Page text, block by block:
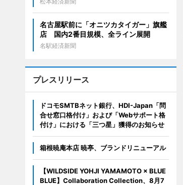
名古屋駅前に「オニツカタイガー」旗艦
店 国内2番目規模、全ライン展開
名駅経済新聞
プレスリリース
ドコモSMTBネット銀行、HDI-Japan「問
合せ窓口格付け」および「Webサポート格
付け」における「三つ星」獲得のお知らせ
箱根暁庵本店 暁亭、ブランドリニューアル
【WILDSIDE YOHJI YAMAMOTO × BLUE
BLUE】Collaboration Collection、8月7